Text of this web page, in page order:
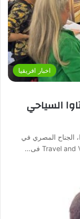
اخبار افريقيا
السياحي
الجناح المصري في